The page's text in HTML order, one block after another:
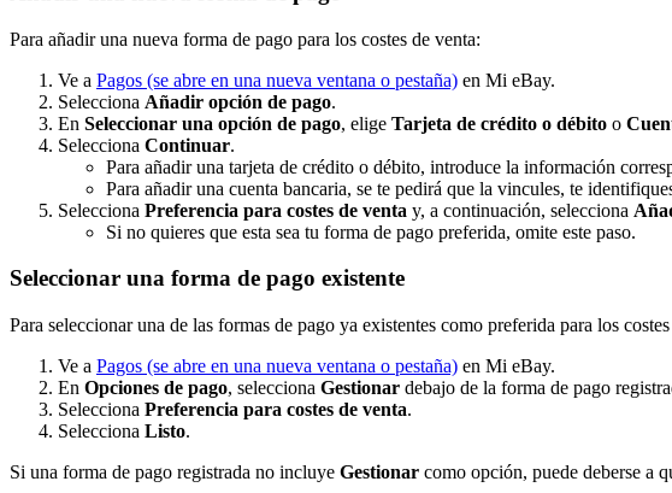
Para añadir una nueva forma de pago para los costes de venta:
Ve a Pagos (se abre en una nueva ventana o pestaña) en Mi eBay.
Selecciona Añadir opción de pago.
En Seleccionar una opción de pago, elige Tarjeta de crédito o débito o
Selecciona Continuar.
Para añadir una tarjeta de crédito o débito, introduce la información
Para añadir una cuenta bancaria, se te pedirá que la vincules, te
Selecciona Preferencia para costes de venta y, a continuación, selecciona
Si no quieres que esta sea tu forma de pago preferida, omite este paso.
Seleccionar una forma de pago existente
Para seleccionar una de las formas de pago ya existentes como preferida para los
Ve a Pagos (se abre en una nueva ventana o pestaña) en Mi eBay.
En Opciones de pago, selecciona Gestionar debajo de la forma de pago
Selecciona Preferencia para costes de venta.
Selecciona Listo.
Si una forma de pago registrada no incluye Gestionar como opción, puede deberse a